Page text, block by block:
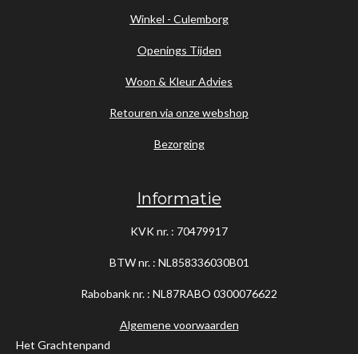
Winkel - Culemborg
Openings Tijden
Woon & Kleur Advies
Retouren via onze webshop
Bezorging
Informatie
KVK nr. : 70479917
BTW nr. : NL858336030B01
Rabobank nr. : NL87RABO 0300076622
Algemene voorwaarden
Het Grachtenpand